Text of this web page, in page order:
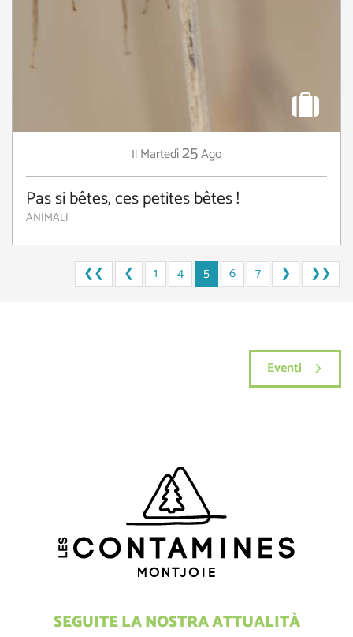
Il Martedì25Ago
Pas si bêtes, ces petites bêtes !
ANIMALI
❮❮ ❮ 1 4 5 6 7 ❯ ❯❯
Eventi
SEGUITE LA NOSTRA ATTUALITÀ